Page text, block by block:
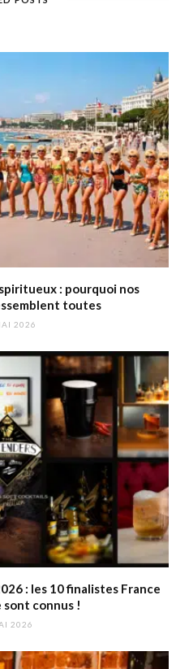
: pourquoi nos
toutes
2026
: les 10 finalistes France
sont connus !
2026